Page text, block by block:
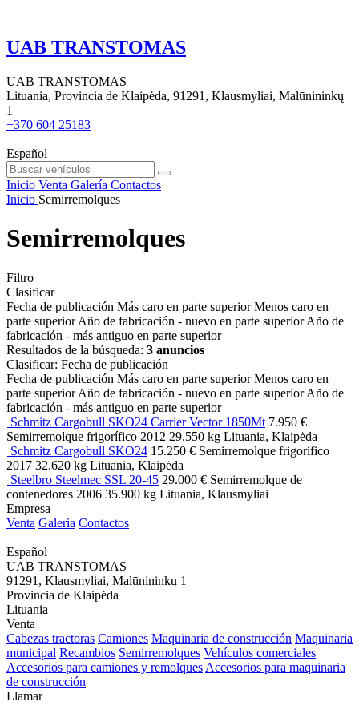
UAB TRANSTOMAS
UAB TRANSTOMAS
Lituania, Provincia de Klaipėda, 91291, Klausmyliai, Malūnininkų
1
+370 604 25183
Español
Inicio Venta Galería Contactos
Inicio Semirremolques
Semirremolques
Filtro
Clasificar
Fecha de publicación Más caro en parte superior Menos caro en
parte superior Año de fabricación - nuevo en parte superior Año de
fabricación - más antiguo en parte superior
Resultados de la búsqueda: 3 anuncios
Clasificar: Fecha de publicación
Fecha de publicación Más caro en parte superior Menos caro en
parte superior Año de fabricación - nuevo en parte superior Año de
fabricación - más antiguo en parte superior
Schmitz Cargobull SKO24 Carrier Vector 1850Mt 7.950 €
Semirremolque frigorífico 2012 29.550 kg Lituania, Klaipėda
Schmitz Cargobull SKO24 15.250 € Semirremolque frigorífico
2017 32.620 kg Lituania, Klaipėda
Steelbro Steelmec SSL 20-45 29.000 € Semirremolque de
contenedores 2006 35.900 kg Lituania, Klausmyliai
Empresa
Venta Galería Contactos
Español
UAB TRANSTOMAS
91291, Klausmyliai, Malūnininkų 1
Provincia de Klaipėda
Lituania
Venta
Cabezas tractoras Camiones Maquinaria de construcción Maquinaria
municipal Recambios Semirremolques Vehículos comerciales
Accesorios para camiones y remolques Accesorios para maquinaria
de construcción
Llamar